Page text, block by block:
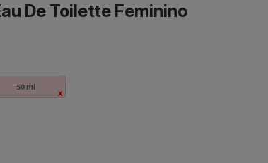
De Toilette Feminino
50 ml